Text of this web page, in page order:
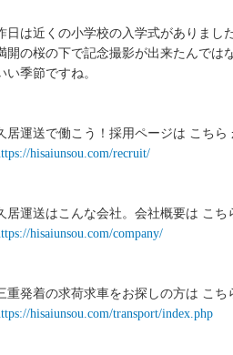
日は近くの小学校の入学式がありました
開の桜の下で記念撮影が出来たんでは
い季節ですね。
居運送で働こう！採用ページは こちら
hisaiunsou.com/recruit/
居運送はこんな会社。会社概要は こち
hisaiunsou.com/company/
重発着の求荷求車をお探しの方は こち
hisaiunsou.com/transport/index.php